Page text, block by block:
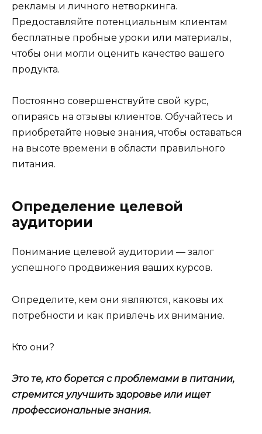
рекламы и личного нетворкинга.
Предоставляйте потенциальным клиентам
бесплатные пробные уроки или материалы,
чтобы они могли оценить качество вашего
продукта.
Постоянно совершенствуйте свой курс,
опираясь на отзывы клиентов. Обучайтесь и
приобретайте новые знания, чтобы оставаться
на высоте времени в области правильного
питания.
Определение целевой
аудитории
Понимание целевой аудитории — залог
успешного продвижения ваших курсов.
Определите, кем они являются, каковы их
потребности и как привлечь их внимание.
Кто они?
Это те, кто борется с проблемами в питании,
стремится улучшить здоровье или ищет
профессиональные знания.